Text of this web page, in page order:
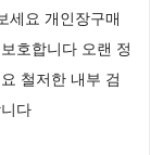
세요 개인장구매
호합니다 오랜 정
철저한 내부 검
다